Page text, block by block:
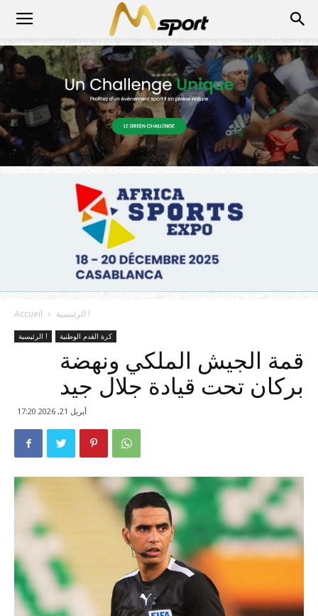
Accueil الرئيسية !
الرئيسية ! كرة القدم الوطنية
قمة الجيش الملكي ونهضة
بركان تحت قيادة جلال جيد
أبريل 21, 2026 17:20